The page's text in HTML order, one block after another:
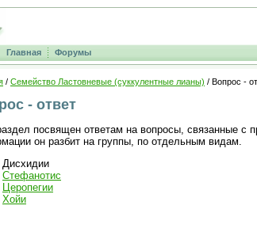
Главная Форумы
/ Семейство Ластовневые (суккулентные лианы) / Вопрос -
- ответ
посвящен ответам на вопросы, связанные с
он разбит на группы, по отдельным видам.
Дисхидии
Стефанотис
Церопегии
Хойи